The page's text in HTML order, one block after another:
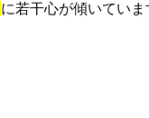
に若干心が傾いていま